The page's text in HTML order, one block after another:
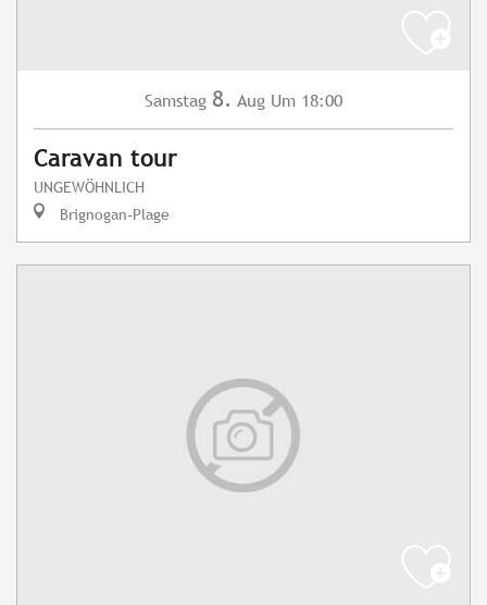
Samstag 8. Aug Um 18:00
Caravan tour
UNGEWÖHNLICH
Brignogan-Plage